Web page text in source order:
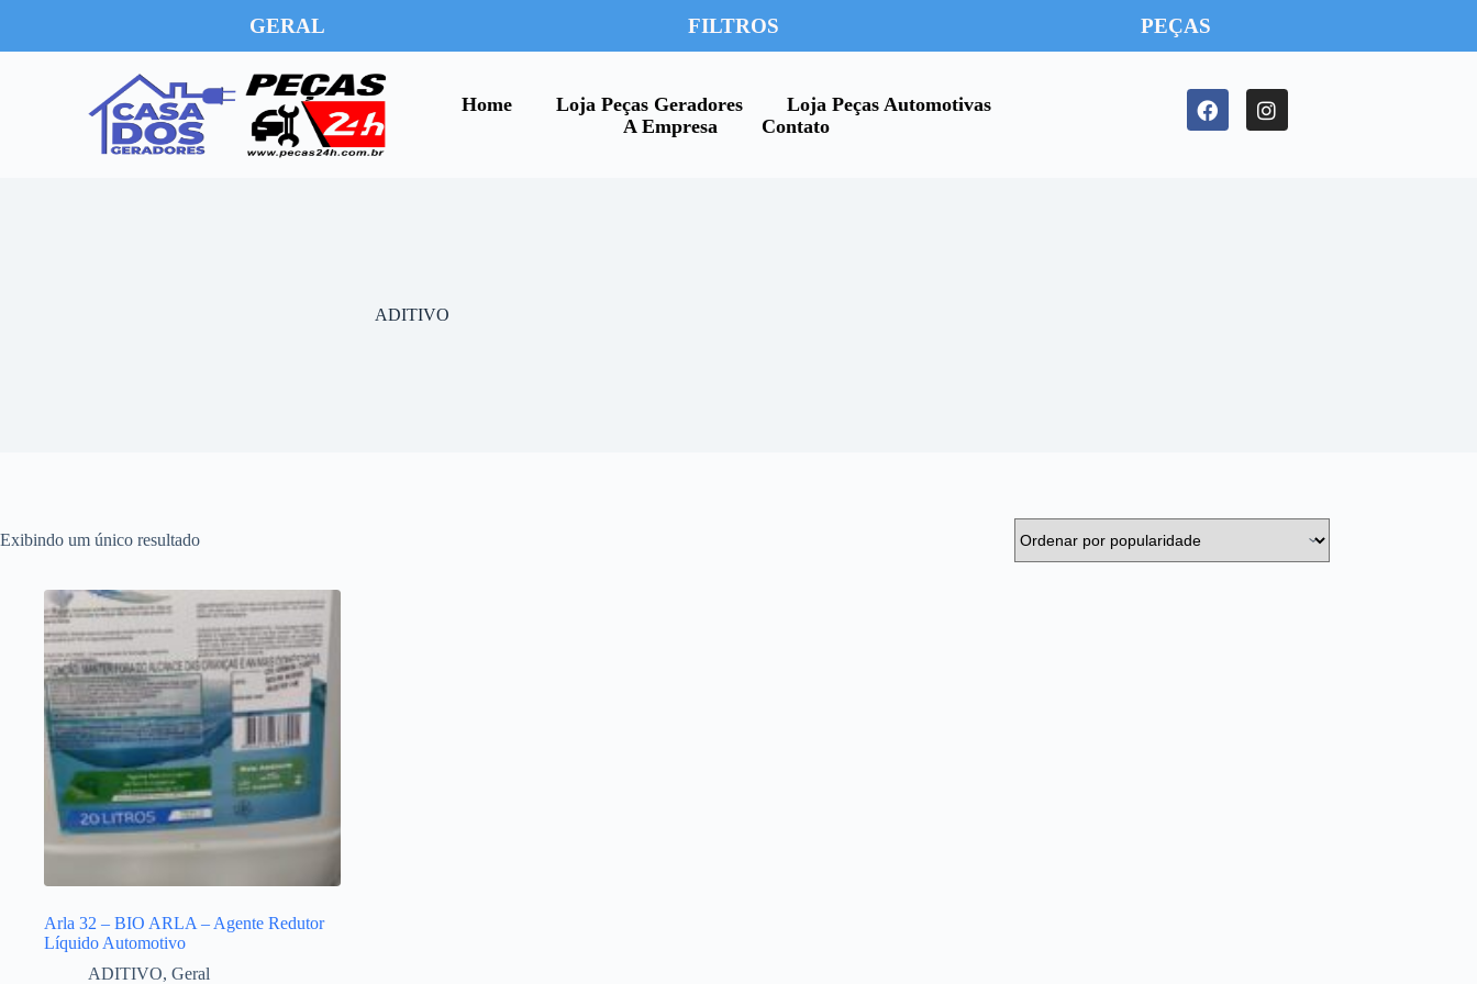
GERAL FILTROS PEÇAS
Home Loja Peças Geradores
Loja Peças Automotivas
A Empresa
Contato
ADITIVO
Exibindo um único resultado
Arla 32 – BIO ARLA – Agente Redutor
Líquido Automotivo
ADITIVO, Geral